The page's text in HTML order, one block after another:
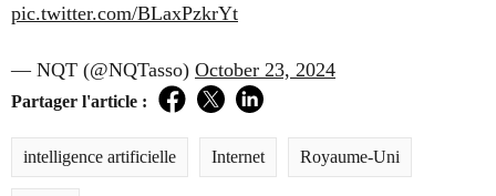
pic.twitter.com/BLaxPzkrYt
— NQT (@NQTasso) October 23, 2024
Partager l'article : Facebook
TwitterLinkedIn
intelligence artificielle Internet Royaume-Uni